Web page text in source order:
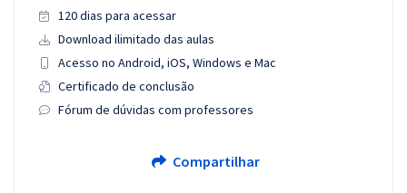
120 dias para acessar
Download ilimitado das aulas
Acesso no Android, iOS, Windows e Mac
Certificado de conclusão
Fórum de dúvidas com professores
Compartilhar